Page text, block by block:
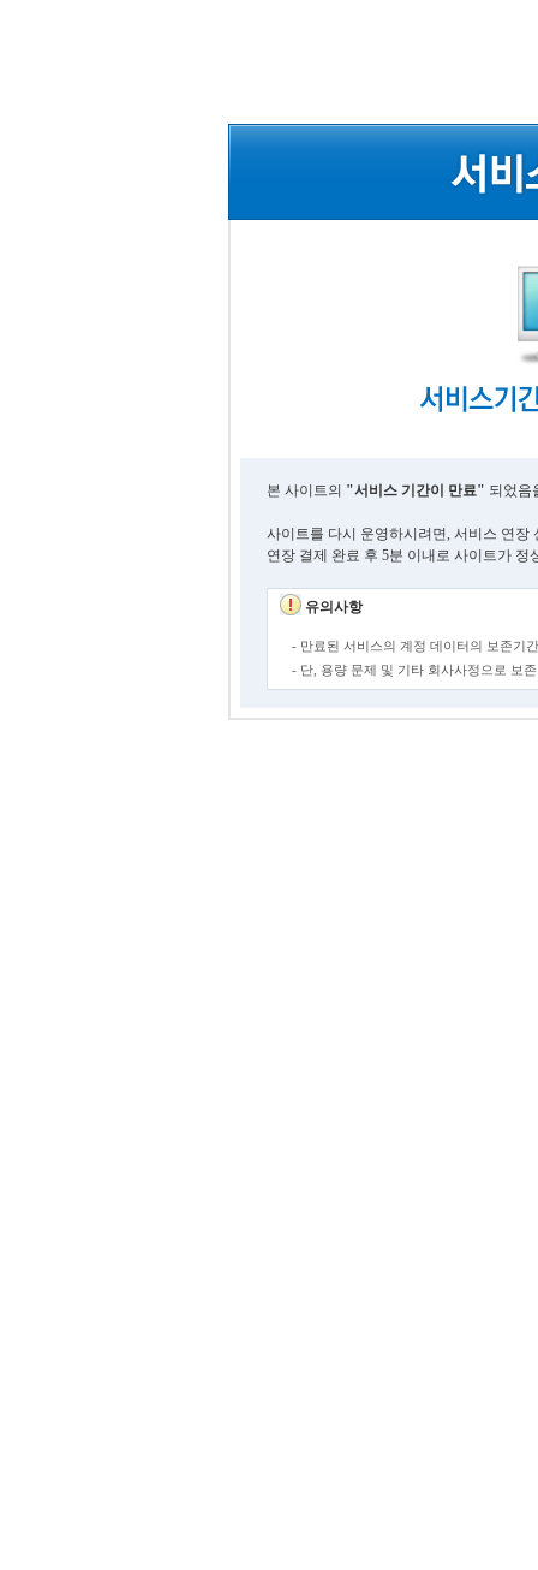
본 사이트의 "서비스 기간이 만료" 되었음
사이트를 다시 운영하시려면, 서비스 연장
연장 결제 완료 후 5분 이내로 사이트가 정
유의사항
- 만료된 서비스의 계정 데이터의 보존기
- 단, 용량 문제 및 기타 회사사정으로 보